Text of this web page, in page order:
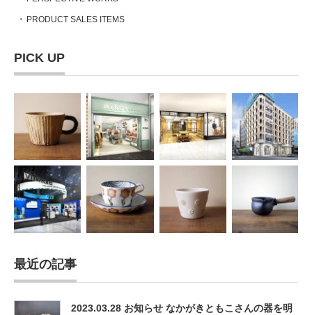
PRODUCT SALES ITEMS
PICK UP
最近の記事
2023.03.28 お知らせ なかがきともこさんの器を明